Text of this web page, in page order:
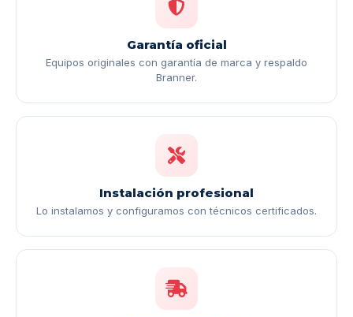
Garantía oficial
Equipos originales con garantía de marca y respaldo
Branner.
Instalación profesional
Lo instalamos y configuramos con técnicos certificados.